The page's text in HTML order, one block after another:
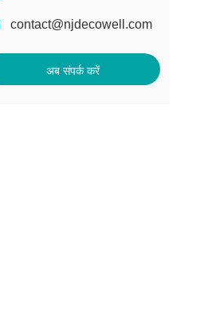
contact@njdecowell.com
अब संपर्क करें